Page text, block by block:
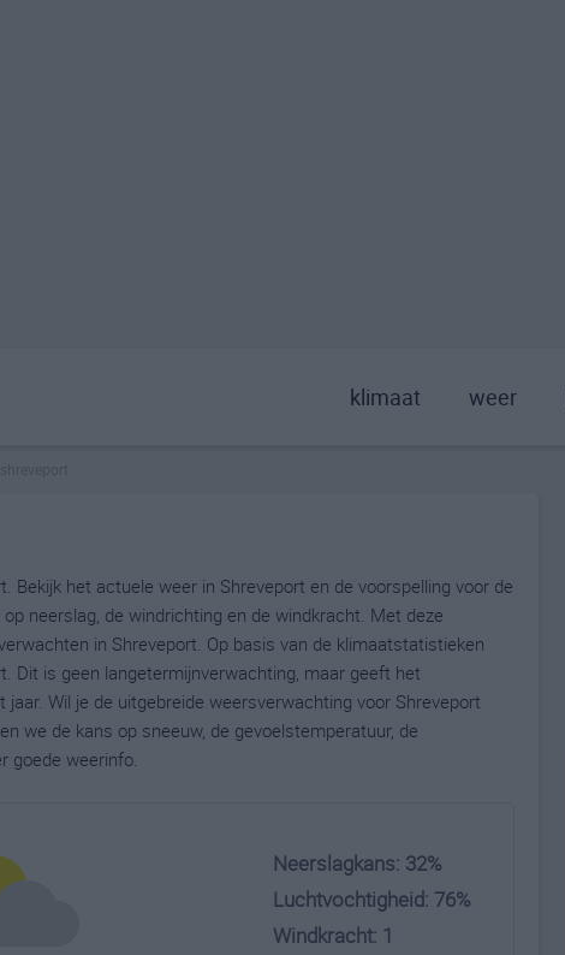
klimaat weer
Bekijk het actuele weer in Shreveport en de voorspelling voor de
neerslag, de windrichting en de windkracht. Met deze
in Shreveport. Op basis van de klimaatstatistieken
Dit is geen langetermijnverwachting, maar geeft het
Wil je de uitgebreide weersverwachting voor Shreveport
we de kans op sneeuw, de gevoelstemperatuur, de
goede weerinfo.
Neerslagkans: 32%
Luchtvochtigheid: 76%
Windkracht: 1